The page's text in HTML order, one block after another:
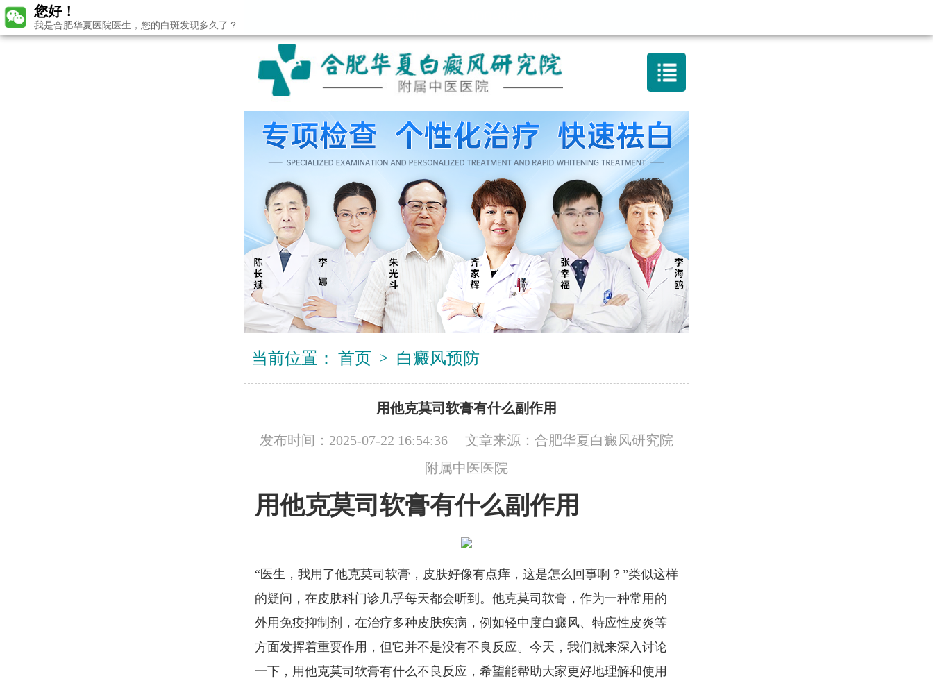
当前位置： 首页 > 白癜风预防
用他克莫司软膏有什么副作用
发布时间：2025-07-22 16:54:36 文章来源： 合肥华夏白癜风研究院
附属中医医院
用他克莫司软膏有什么副作用
“医生，我用了他克莫司软膏，皮肤好像有点痒，这是怎么回事啊？”类似这样
的疑问，在皮肤科门诊几乎每天都会听到。他克莫司软膏，作为一种常用的
外用免疫抑制剂，在治疗多种皮肤疾病，例如轻中度白癜风、特应性皮炎等
方面发挥着重要作用，但它并不是没有不良反应。今天，我们就来深入讨论
一下，用他克莫司软膏有什么不良反应，希望能帮助大家更好地理解和使用
您好！
我是合肥华夏医院医生，您的白斑发现多久了？